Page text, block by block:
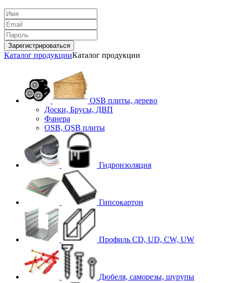
Зарегистрироваться
Каталог продукцииКаталог продукции
OSB плиты, дерево
Доски, Брусы, ДВП
Фанера
OSB, QSB плиты
Гидроизоляция
Гипсокартон
Профиль CD, UD, CW, UW
Дюбеля, саморезы, шурупы